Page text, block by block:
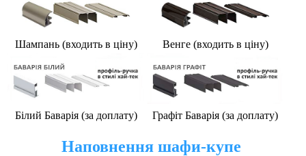
Шампань (входить в ціну) Венге (входить в ціну)
Білий Баварія (за доплату) Графіт Баварія (за доплату)
Наповнення шафи-купе